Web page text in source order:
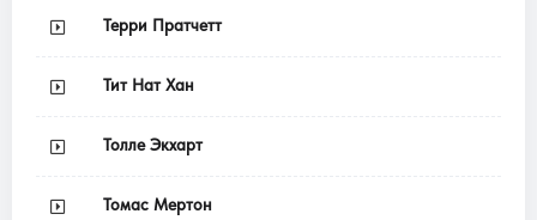
Терри Пратчетт
Тит Нат Хан
Толле Экхарт
Томас Мертон